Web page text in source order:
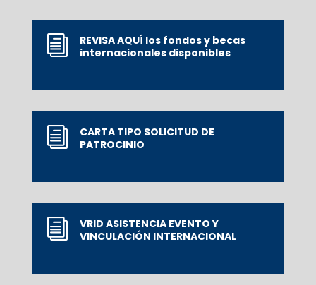
i
REVISA AQUÍ los fondos y becas
internacionales disponibles
i
CARTA TIPO SOLICITUD DE
PATROCINIO
i
VRID ASISTENCIA EVENTO Y
VINCULACIÓN INTERNACIONAL